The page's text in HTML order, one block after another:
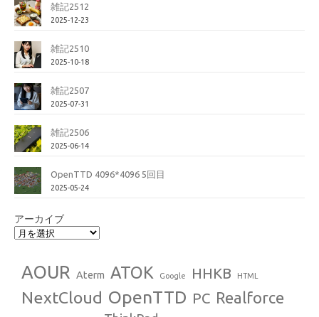
雑記2512
2025-12-23
雑記2510
2025-10-18
雑記2507
2025-07-31
雑記2506
2025-06-14
OpenTTD 4096*4096 5回目
2025-05-24
アーカイブ
AOUR Aterm ATOK Google HHKB HTML
NextCloud OpenTTD PC Realforce